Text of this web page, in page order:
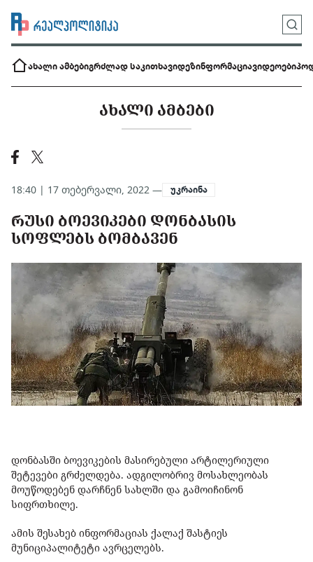
ახალი ამბებიგრძლად საკითხავიდეზინფორმაციავიდეოები
ᲐᲮᲐᲚᲘ ᲐᲛᲑᲔᲑᲘ
18:40 | 17 თებერვალი, 2022 — უკრაინა
ᲠᲣᲡᲘ ᲑᲝᲔᲕᲘᲙᲔᲑᲘ ᲓᲝᲜᲑᲐᲡᲘᲡ
ᲡᲝᲤᲚᲔᲑᲡ ᲑᲝᲛᲑᲐᲕᲔᲜ
დონბასში ბოევიკების მასირებული არტილერიული
შეტევები გრძელდება. ადგილობრივ მოსახლეობას
მოუწოდებენ დარჩნენ სახლში და გამოიჩინონ
სიფრთხილე.
ამის შესახებ ინფორმაციას ქალაქ შასტიეს
მუნიციპალიტეტი ავრცელებს.